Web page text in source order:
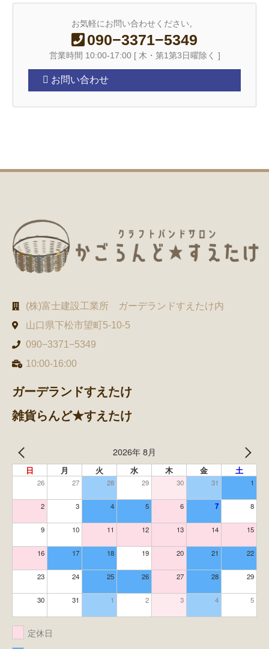
お気軽にお問い合わせください。
090−3371−5349
営業時間 10:00-17:00 [ 木・第1第3日曜除く ]
お問い合わせ
(株)富士建設工業所 ガーデランドすえたけ内
山口県下松市望町5-10-5
090−3371−5349
10:00-16:00
ガーデランドすえたけ
雑貨らんど★すえたけ
2026年 8月
日 月 火 水 木 金 土
26 27 28 29 30 31 1
2 3 4 5 6 7 8
9 10 11 12 13 14 15
16 17 18 19 20 21 22
23 24 25 26 27 28 29
30 31 1 2 3 4 5
定休日